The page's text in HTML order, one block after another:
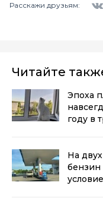
Расскажи друзьям:
Читайте
Эпоха
году в
На
бензин